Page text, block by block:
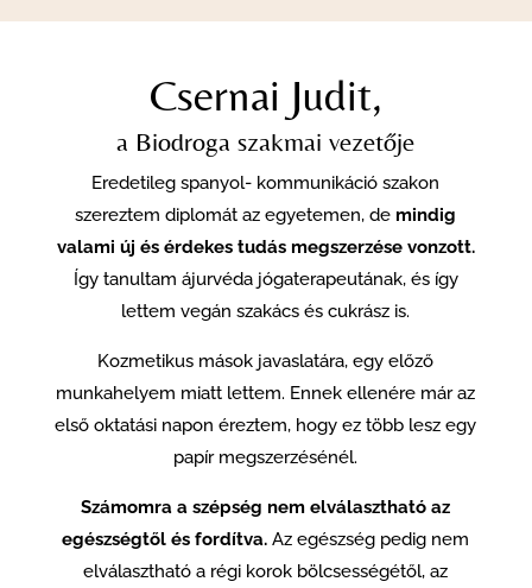
Csernai Judit,
a Biodroga szakmai vezetője
Eredetileg spanyol- kommunikáció szakon
szereztem diplomát az egyetemen, de mindig
valami új és érdekes tudás megszerzése vonzott.
Így tanultam ájurvéda jógaterapeutának, és így
lettem vegán szakács és cukrász is.
Kozmetikus mások javaslatára, egy előző
munkahelyem miatt lettem. Ennek ellenére már az
első oktatási napon éreztem, hogy ez több lesz egy
papír megszerzésénél.
Számomra a szépség nem elválasztható az
egészségtől és fordítva. Az egészség pedig nem
elválasztható a régi korok bölcsességétől, az